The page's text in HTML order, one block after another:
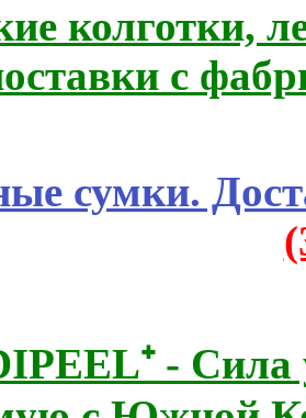
колготки,
с
сумки.
- Сила